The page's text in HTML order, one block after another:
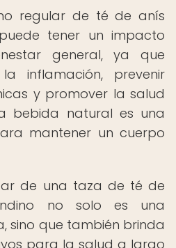
regular de té de anís
tener un impacto
general, ya que
inflamación, prevenir
y promover la salud
bebida natural es una
mantener un cuerpo
de una taza de té de
no solo es una
sino que también brinda
para la salud a largo